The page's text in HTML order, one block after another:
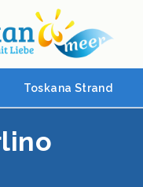
Toskana Strand